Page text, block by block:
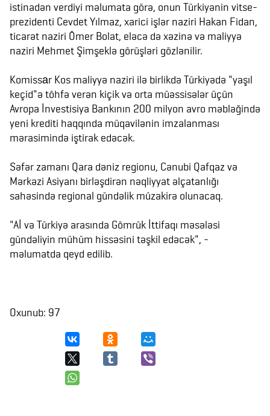
istinadən verdiyi məlumata görə, onun Türkiyənin vitse-
prezidenti Cevdet Yılmaz, xarici işlər naziri Hakan Fidan,
ticarət naziri Ömer Bolat, eləcə də xəzinə və maliyyə
naziri Mehmet Şimşeklə görüşləri gözlənilir.
Komissаr Kos maliyyə naziri ilə birlikdə Türkiyədə "yaşıl
keçid"ə töhfə verən kiçik və orta müəssisələr üçün
Avropa İnvestisiya Bankının 200 milyon avro məbləğində
yeni krediti haqqında müqavilənin imzalanması
mərasimində iştirak edəcək.
Səfər zamanı Qara dəniz regionu, Cənubi Qafqaz və
Mərkəzi Asiyanı birləşdirən nəqliyyat əlçatanlığı
sahəsində regional gündəlik müzakirə olunacaq.
"Aİ və Türkiyə arasında Gömrük İttifaqı məsələsi
gündəliyin mühüm hissəsini təşkil edəcək", -
məlumatda qeyd edilib.
Oxunub: 97